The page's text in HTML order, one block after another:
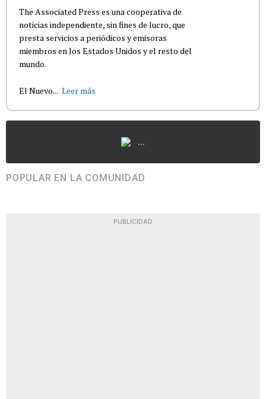
The Associated Press es una cooperativa de
noticias independiente, sin fines de lucro, que
presta servicios a periódicos y emisoras
miembros en los Estados Unidos y el resto del
mundo.
El Nuevo... Leer más
...
POPULAR EN LA COMUNIDAD
PUBLICIDAD